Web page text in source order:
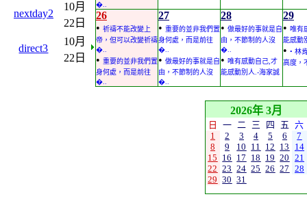
nextday2
10月
22日
direct3
10月
22日
�..
26
• 祈禱不能改變上
帝，但可以改變祈禱
�..
• 重要的並非我們置
身何處，而是前往
�..
27
• 重要的並非我們置
身何處，而是前往
�..
• 做最好的事就是自
由，不節制的人沒
�..
28
• 做最好的事就是自
由，不節制的人沒
�..
• 唯有感動自己,才
能感動別人.-海家誠
29
• 唯有
能感動
• • 林
高度，
2026年 3月
日 一 二 三 四 五
六
1
2 3 4 5 6
7
8
9 10 11 12 13
14
15 16 17 18 19 20 21
22 23 24 25 26 27 28
29 30 31